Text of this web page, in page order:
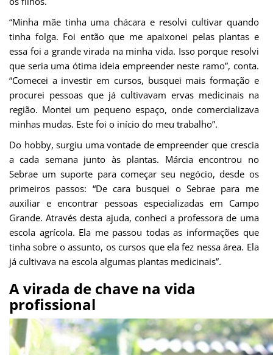
“Minha mãe tinha uma chácara e resolvi cultivar quando
tinha folga. Foi então que me apaixonei pelas plantas e
essa foi a grande virada na minha vida. Isso porque resolvi
que seria uma ótima ideia empreender neste ramo”, conta.
“Comecei a investir em cursos, busquei mais formação e
procurei pessoas que já cultivavam ervas medicinais na
região. Montei um pequeno espaço, onde comercializava
minhas mudas. Este foi o início do meu trabalho”.
Do hobby, surgiu uma vontade de empreender que crescia
a cada semana junto às plantas. Márcia encontrou no
Sebrae um suporte para começar seu negócio, desde os
primeiros passos: “De cara busquei o Sebrae para me
auxiliar e encontrar pessoas especializadas em Campo
Grande. Através desta ajuda, conheci a professora de uma
escola agrícola. Ela me passou todas as informações que
tinha sobre o assunto, os cursos que ela fez nessa área. Ela
já cultivava na escola algumas plantas medicinais”.
A virada de chave na vida
profissional